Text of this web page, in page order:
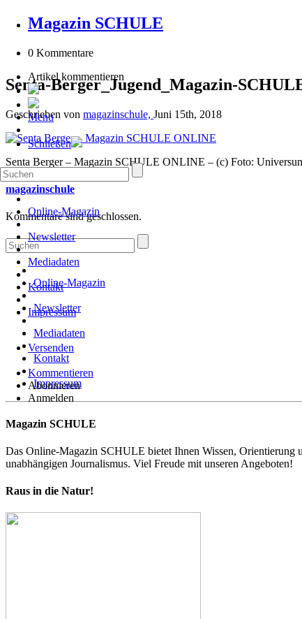
Magazin SCHULE
0 Kommentare
Artikel kommentieren
Menu
Schließen
Online-Magazin
Newsletter
Mediadaten
Kontakt
Impressum
Versenden
Kommentieren
Abonnieren
Anmelden
Senta-Berger_Jugend_Magazin-
Geschrieben von magazinschule, Juni 15th, 2018
Senta Berger – Magazin SCHULE ONLINE – (c) Foto:
magazinschule
Kommentare sind geschlossen.
Online-Magazin
Newsletter
Mediadaten
Kontakt
Impressum
Magazin SCHULE
Das Online-Magazin SCHULE bietet Ihnen Wissen, Orientierung
unabhängigen Journalismus. Viel Freude mit unseren Angeboten!
Raus in die Natur!